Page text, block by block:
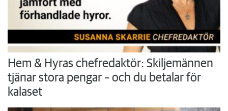
Hem & Hyras chefredaktör: Skiljemännen
tjänar stora pengar – och du betalar för
kalaset